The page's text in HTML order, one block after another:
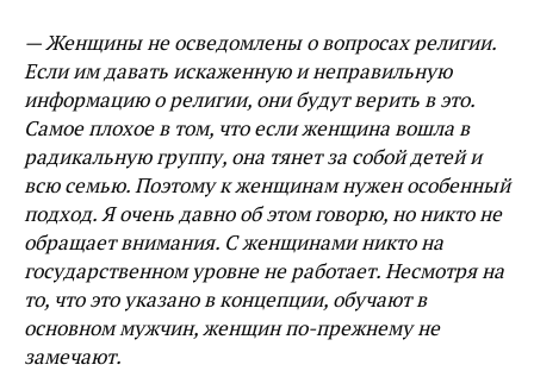
— Женщины не осведомлены о вопросах религии.
Если им давать искаженную и неправильную
информацию о религии, они будут верить в это.
Самое плохое в том, что если женщина вошла в
радикальную группу, она тянет за собой детей и
всю семью. Поэтому к женщинам нужен особенный
подход. Я очень давно об этом говорю, но никто не
обращает внимания. С женщинами никто на
государственном уровне не работает. Несмотря на
то, что это указано в концепции, обучают в
основном мужчин, женщин по-прежнему не
замечают.